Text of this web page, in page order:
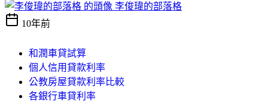
李俊瑋的部落格
10年前
和潤車貸試算
個人信用貸款利率
公教房屋貸款利率比較
各銀行車貸利率